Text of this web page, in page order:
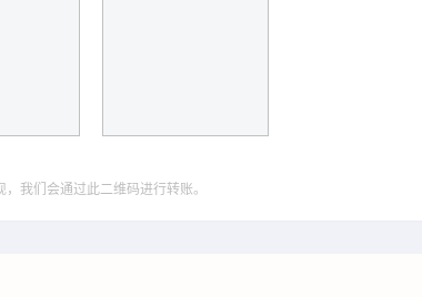
我们会通过此二维码进行转账。